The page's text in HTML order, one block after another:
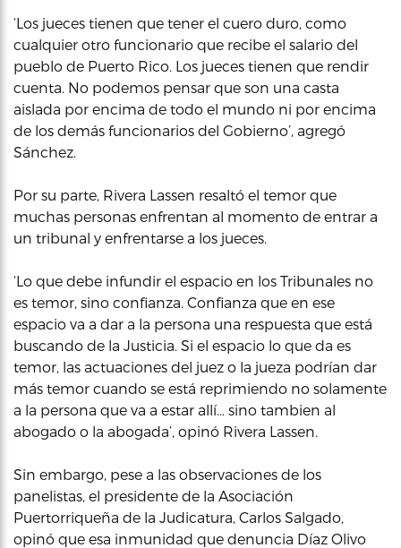
‘Los jueces tienen que tener el cuero duro, como
cualquier otro funcionario que recibe el salario del
pueblo de Puerto Rico. Los jueces tienen que rendir
cuenta. No podemos pensar que son una casta
aislada por encima de todo el mundo ni por encima
de los demás funcionarios del Gobierno’, agregó
Sánchez.
Por su parte, Rivera Lassen resaltó el temor que
muchas personas enfrentan al momento de entrar a
un tribunal y enfrentarse a los jueces.
‘Lo que debe infundir el espacio en los Tribunales no
es temor, sino confianza. Confianza que en ese
espacio va a dar a la persona una respuesta que está
buscando de la Justicia. Si el espacio lo que da es
temor, las actuaciones del juez o la jueza podrían dar
más temor cuando se está reprimiendo no solamente
a la persona que va a estar allí… sino tambien al
abogado o la abogada’, opinó Rivera Lassen.
Sin embargo, pese a las observaciones de los
panelistas, el presidente de la Asociación
Puertorriqueña de la Judicatura, Carlos Salgado,
opinó que esa inmunidad que denuncia Díaz Olivo